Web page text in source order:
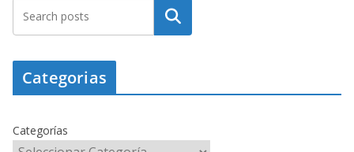
Buscar
Categorias
Categorías